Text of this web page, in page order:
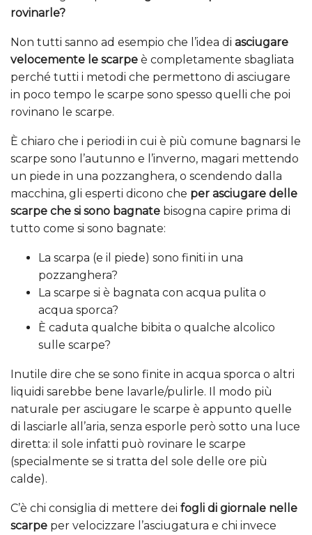
rovinarle?
Non tutti sanno ad esempio che l’idea di asciugare
velocemente le scarpe è completamente sbagliata
perché tutti i metodi che permettono di asciugare
in poco tempo le scarpe sono spesso quelli che poi
rovinano le scarpe.
È chiaro che i periodi in cui è più comune bagnarsi le
scarpe sono l’autunno e l’inverno, magari mettendo
un piede in una pozzanghera, o scendendo dalla
macchina, gli esperti dicono che per asciugare delle
scarpe che si sono bagnate bisogna capire prima di
tutto come si sono bagnate:
La scarpa (e il piede) sono finiti in una
pozzanghera?
La scarpe si è bagnata con acqua pulita o
acqua sporca?
È caduta qualche bibita o qualche alcolico
sulle scarpe?
Inutile dire che se sono finite in acqua sporca o altri
liquidi sarebbe bene lavarle/pulirle. Il modo più
naturale per asciugare le scarpe è appunto quelle
di lasciarle all’aria, senza esporle però sotto una luce
diretta: il sole infatti può rovinare le scarpe
(specialmente se si tratta del sole delle ore più
calde).
C’è chi consiglia di mettere dei fogli di giornale nelle
scarpe per velocizzare l’asciugatura e chi invece